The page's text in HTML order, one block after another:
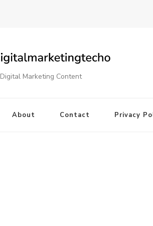
Digital Marketing Content
About Contact Privacy